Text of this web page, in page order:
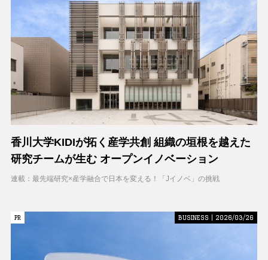
香川大学KIDIが拓く産学共創 組織の垣根を越えた
研究チームが生む オープンイノベーション
連載：最先端研究×産学融合で日本を変える！「Jイノベ」の挑戦
PR
PR BUSINESS | 2026/03/26